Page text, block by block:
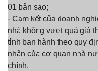
01 bản sao;
- Cam kết của doanh
nhà không vượt quá giá
tỉnh ban hành theo quy
nhận của cơ quan nhà
chính.